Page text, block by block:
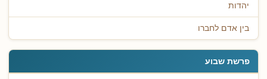
יהדות
בין אדם לחברו
פרשת שבוע